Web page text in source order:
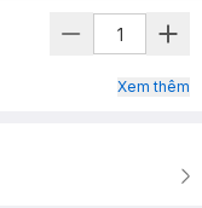
Xem thêm